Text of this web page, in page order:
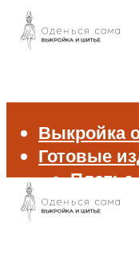
Выкройка
Готовые
Платье
Брюки